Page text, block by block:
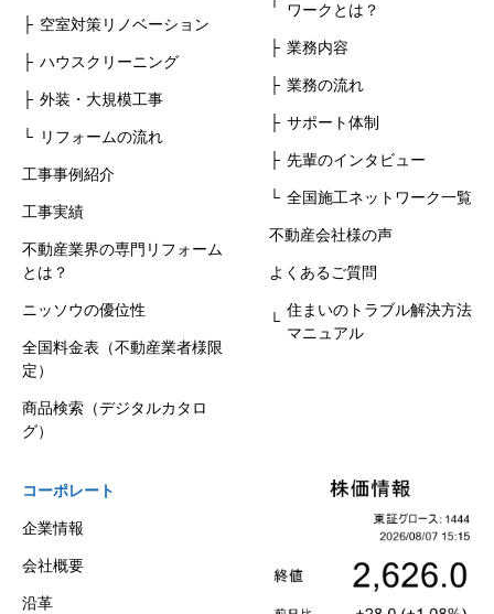
空室対策リノベーション
ハウスクリーニング
外装・大規模工事
リフォームの流れ
工事事例紹介
工事実績
不動産業界の専門リフォーム
とは？
ニッソウの優位性
全国料金表（不動産業者様限
定）
商品検索（デジタルカタロ
グ）
ワークとは？
業務内容
業務の流れ
サポート体制
先輩のインタビュー
全国施工ネットワーク一覧
不動産会社様の声
よくあるご質問
住まいのトラブル解決方法
マニュアル
コーポレート
企業情報
会社概要
沿革